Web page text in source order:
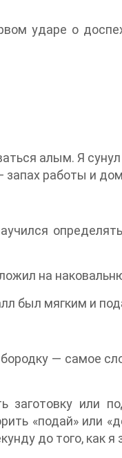
ударе о
алым. Я
запах работы и
на
был мягким и
— самое
заготовку или
«подай» или
до того, как я